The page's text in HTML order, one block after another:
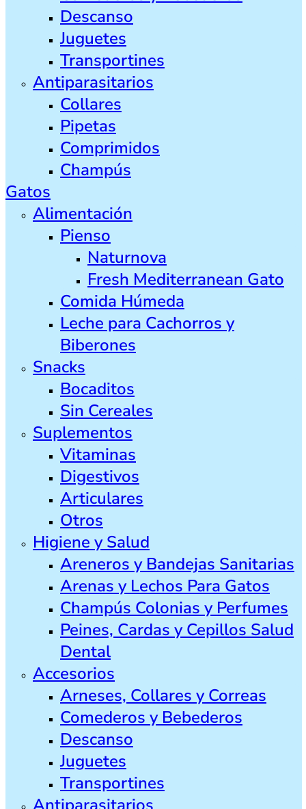
Descanso
Juguetes
Transportines
Antiparasitarios
Collares
Pipetas
Comprimidos
Champús
Gatos
Alimentación
Pienso
Naturnova
Fresh Mediterranean Gato
Comida Húmeda
Leche para Cachorros y
Biberones
Snacks
Bocaditos
Sin Cereales
Suplementos
Vitaminas
Digestivos
Articulares
Otros
Higiene y Salud
Areneros y Bandejas Sanitarias
Arenas y Lechos Para Gatos
Champús Colonias y Perfumes
Peines, Cardas y Cepillos Salud
Dental
Accesorios
Arneses, Collares y Correas
Comederos y Bebederos
Descanso
Juguetes
Transportines